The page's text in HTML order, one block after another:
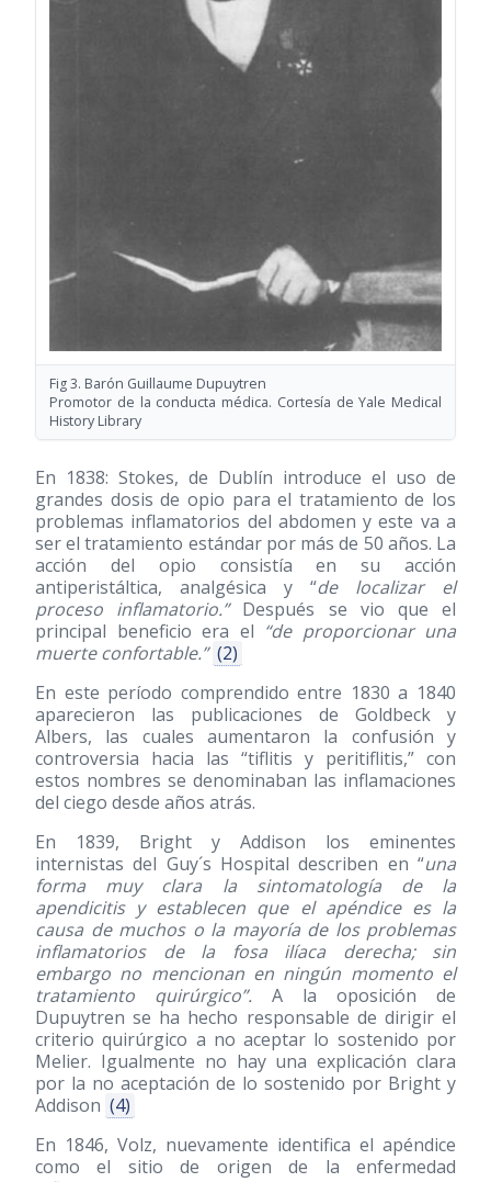
Fig 3. Barón Guillaume Dupuytren
Promotor de la conducta médica. Cortesía de Yale Medical
History Library
En 1838: Stokes, de Dublín introduce el uso de
grandes dosis de opio para el tratamiento de los
problemas inflamatorios del abdomen y este va a
ser el tratamiento estándar por más de 50 años. La
acción del opio consistía en su acción
antiperistáltica, analgésica y “de localizar el
proceso inflamatorio.” Después se vio que el
principal beneficio era el “de proporcionar una
muerte confortable.” (2)
En este período comprendido entre 1830 a 1840
aparecieron las publicaciones de Goldbeck y
Albers, las cuales aumentaron la confusión y
controversia hacia las “tiflitis y peritiflitis,” con
estos nombres se denominaban las inflamaciones
del ciego desde años atrás.
En 1839, Bright y Addison los eminentes
internistas del Guy´s Hospital describen en “una
forma muy clara la sintomatología de la
apendicitis y establecen que el apéndice es la
causa de muchos o la mayoría de los problemas
inflamatorios de la fosa ilíaca derecha; sin
embargo no mencionan en ningún momento el
tratamiento quirúrgico”. A la oposición de
Dupuytren se ha hecho responsable de dirigir el
criterio quirúrgico a no aceptar lo sostenido por
Melier. Igualmente no hay una explicación clara
por la no aceptación de lo sostenido por Bright y
Addison (4)
En 1846, Volz, nuevamente identifica el apéndice
como el sitio de origen de la enfermedad